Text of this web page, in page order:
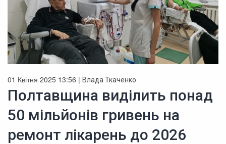
01 Квітня 2025 13:56 | Влада Ткаченко
Полтавщина виділить понад
50 мільйонів гривень на
ремонт лікарень до 2026